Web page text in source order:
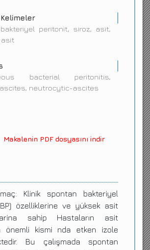
peritonit, siroz, asit,
bacterial peritonitis,
neutrocytic-ascites
Makalenin PDF dosyasını indir
Klinik spontan bakteriyel
özelliklerine ve yüksek asit
sahip Hastaların asit
önemli kismi nda etken izole
Bu çalışmada spontan